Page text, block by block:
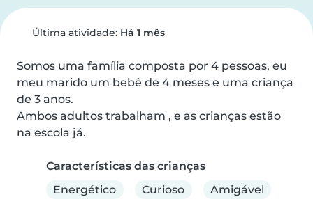
Última atividade: Há 1 mês
Somos uma família composta por 4 pessoas, eu
meu marido um bebê de 4 meses e uma criança
de 3 anos.
Ambos adultos trabalham , e as crianças estão
na escola já.
Características das crianças
Energético
Curioso Amigável